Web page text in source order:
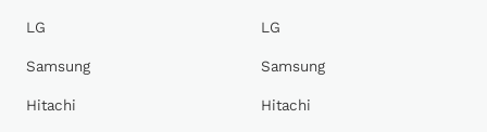
LG
Samsung
Hitachi
LG
Samsung
Hitachi